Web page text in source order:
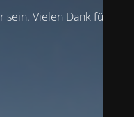
Vielen Dank für Ihre